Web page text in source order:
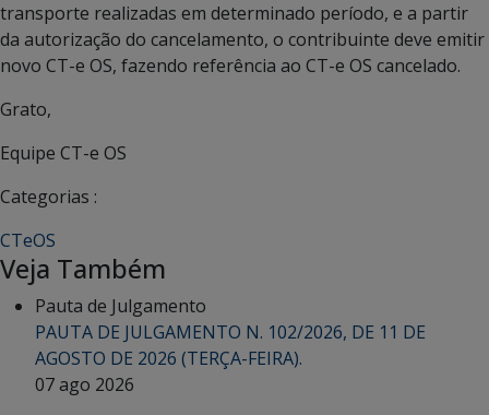
transporte realizadas em determinado período, e a partir
da autorização do cancelamento, o contribuinte deve emitir
novo CT-e OS, fazendo referência ao CT-e OS cancelado.
Grato,
Equipe CT-e OS
Categorias :
CTeOS
Veja Também
Pauta de Julgamento
PAUTA DE JULGAMENTO N. 102/2026, DE 11 DE
AGOSTO DE 2026 (TERÇA-FEIRA).
07 ago 2026